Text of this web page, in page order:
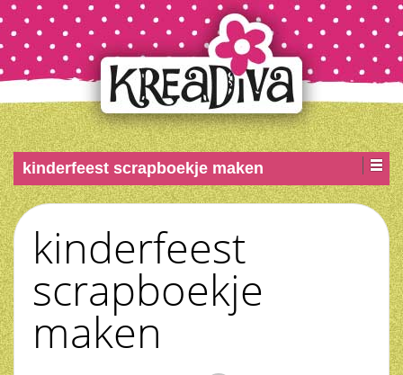
kinderfeest scrapboekje maken
kinderfeest
scrapboekje
maken